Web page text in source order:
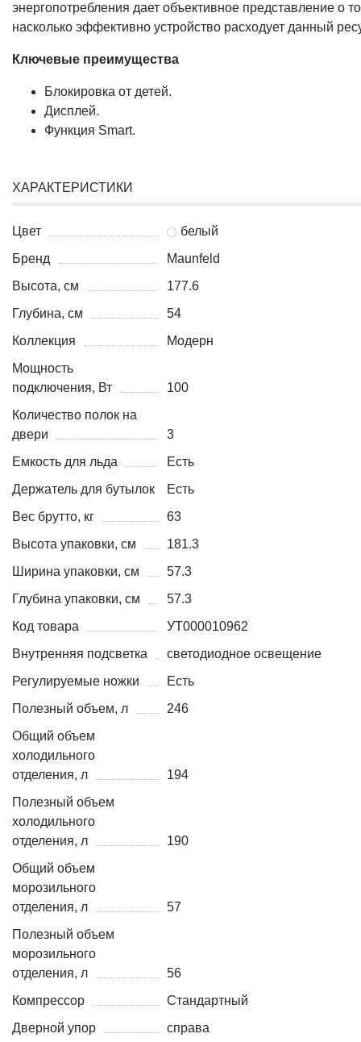
энергопотребления дает объективное представление о
насколько эффективно устройство расходует данный
Ключевые преимущества
Блокировка от детей.
Дисплей.
Функция Smart.
ХАРАКТЕРИСТИКИ
Цвет
белый
Бренд
Maunfeld
Высота, см
177.6
Глубина, см
54
Коллекция
Модерн
Мощность
подключения, Вт
100
Количество полок на
двери
3
Емкость для льда
Есть
Держатель для бутылок
Есть
Вес брутто, кг
63
Высота упаковки, см
181.3
Ширина упаковки, см
57.3
Глубина упаковки, см
57.3
Код товара
УТ000010962
Внутренняя подсветка
светодиодное освещение
Регулируемые ножки
Есть
Полезный объем, л
246
Общий объем
холодильного
отделения, л
194
Полезный объем
холодильного
отделения, л
190
Общий объем
морозильного
отделения, л
57
Полезный объем
морозильного
отделения, л
56
Компрессор
Стандартный
Дверной упор
справа